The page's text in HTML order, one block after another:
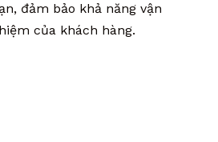
đảm bảo khả năng vận
của khách hàng.